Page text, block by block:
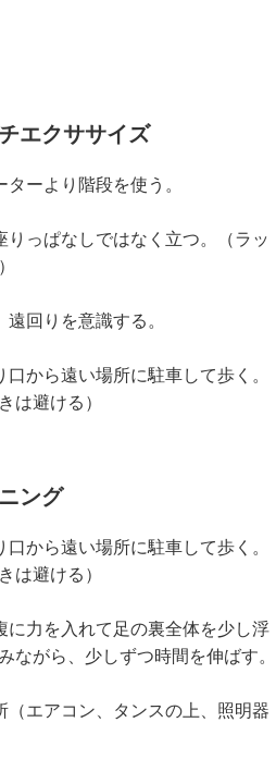
エクササイズ
ーより階段を使う。
っぱなしではなく立つ。（ラッ
回りを意識する。
から遠い場所に駐車して歩く。
は避ける）
ング
から遠い場所に駐車して歩く。
は避ける）
に力を入れて足の裏全体を少し浮
ながら、少しずつ時間を伸ばす。
（エアコン、タンスの上、照明器